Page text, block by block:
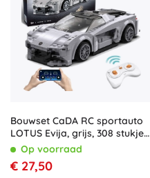
Bouwset CaDA RC sportauto
LOTUS Evija, grijs, 308 stukjes,
Dual Mode
Op voorraad
€ 27,50